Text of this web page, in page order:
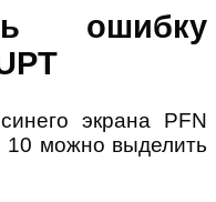
ошибку
экрана PFN
10 можно выделить